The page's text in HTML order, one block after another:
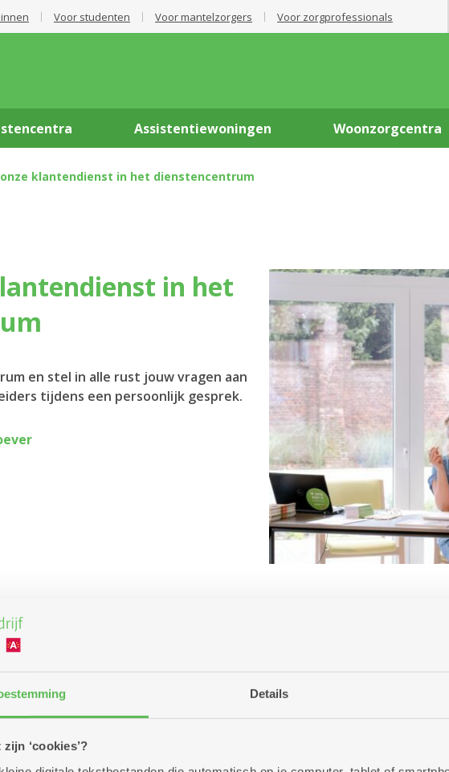
Details
‘cookies’?
Voor studenten Voor mantelzorgers Voor zorgprofessionals
Assistentiewoningen Woonzorgcentra
onze klantendienst in het dienstencentrum
en stel in alle rust jouw vragen aan
tijdens een persoonlijk gesprek.
Antwerpen aanbiedt?
voor jou betekenen?
of woonzorgcentrum?
er om jou persoonlijk te helpen met al jouw vragen rond
alle mogelijkheden die we aanbieden.